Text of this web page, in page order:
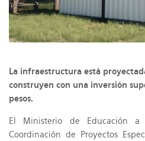
La infraestructura está
construyen con una inversión
pesos.
El Ministerio de Educación
Coordinación de Proyectos